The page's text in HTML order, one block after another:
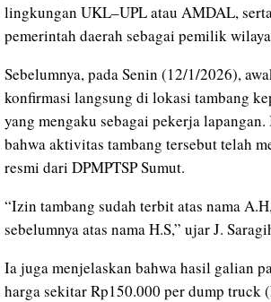
lingkungan UKL–UPL atau AMDAL,
pemerintah daerah sebagai pemilik
Sebelumnya, pada Senin (12/1/2026),
konfirmasi langsung di lokasi tambang
yang mengaku sebagai pekerja lapangan.
bahwa aktivitas tambang tersebut telah
resmi dari DPMPTSP Sumut.
“Izin tambang sudah terbit atas nama
sebelumnya atas nama H.S,” ujar J.
Ia juga menjelaskan bahwa hasil galian
harga sekitar Rp150.000 per dump truck